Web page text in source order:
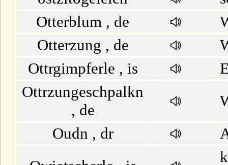
Otterblum , de
Otterzung , de
Ottrgimpferle , is
Ottrzungeschpalkn
, de
Oudn , dr